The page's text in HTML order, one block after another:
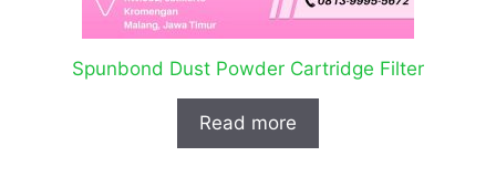
Spunbond Dust Powder Cartridge Filter
Read more